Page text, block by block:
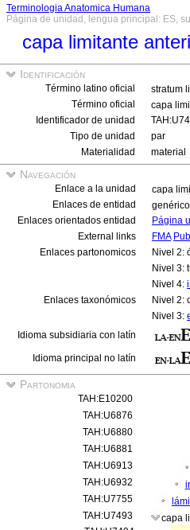
Terminologia Anatomica Humana
Página de unidad, lengua principal: ES,
capa limitante
Identificación
Término latino oficial
stratum
Término oficial
capa
Identificador de unidad
Tipo de unidad
par
Materialidad
material
Navegación
Enlace a la unidad
capa
Enlaces de entidad
Enlaces orientados entidad
Página
External links
FMA
Enlaces partonomicos
Nivel 2:
Nivel 3:
Nivel 4:
Enlaces taxonómicos
Nivel 2:
Nivel 3:
Idioma subsidiaria con latín
Idioma principal no latín
Partonomia
TAH:E10200
TAH:U6876
TAH:U6880
TAH:U6881
TAH:U6913
TAH:U6932
TAH:U7755
TAH:U7493
capa